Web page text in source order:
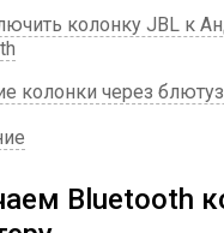
колонку JBL к
колонки через
Bluetooth